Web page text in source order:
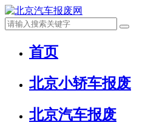
首页
北京小轿车报废
北京汽车报废